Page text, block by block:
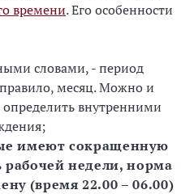
времени. Его особенности
словами, - период
месяц. Можно и
определить внутренними
имеют сокращенную
недели, норма
(время 22.00 – 06.00)